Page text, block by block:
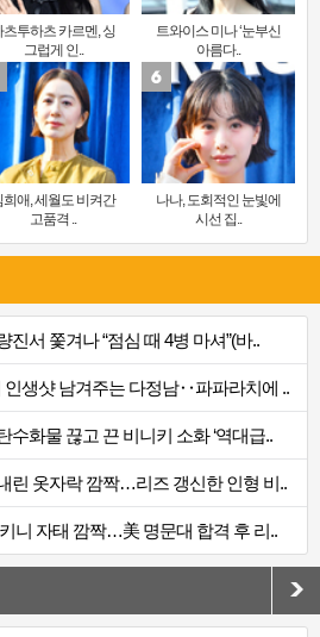
츠투하츠 카르멘, 싱
그럽게 인..
트와이스 미나 ‘눈부신
아름다..
희애, 세월도 비켜간
고품격 ..
나나, 도회적인 눈빛에
시선 집..
진서 쫓겨나 “점심 때 4병 마셔”(바..
인생샷 남겨주는 다정남‥파파라치에 ..
수화물 끊고 끈 비니키 소화 ‘역대급..
린 옷자락 깜짝…리즈 갱신한 인형 비..
니 자태 깜짝…美 명문대 합격 후 리..